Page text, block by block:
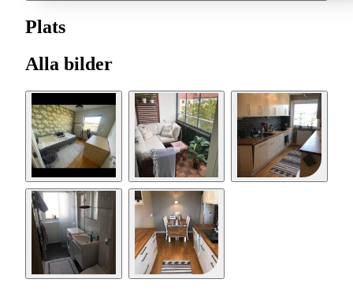
Plats
Alla bilder